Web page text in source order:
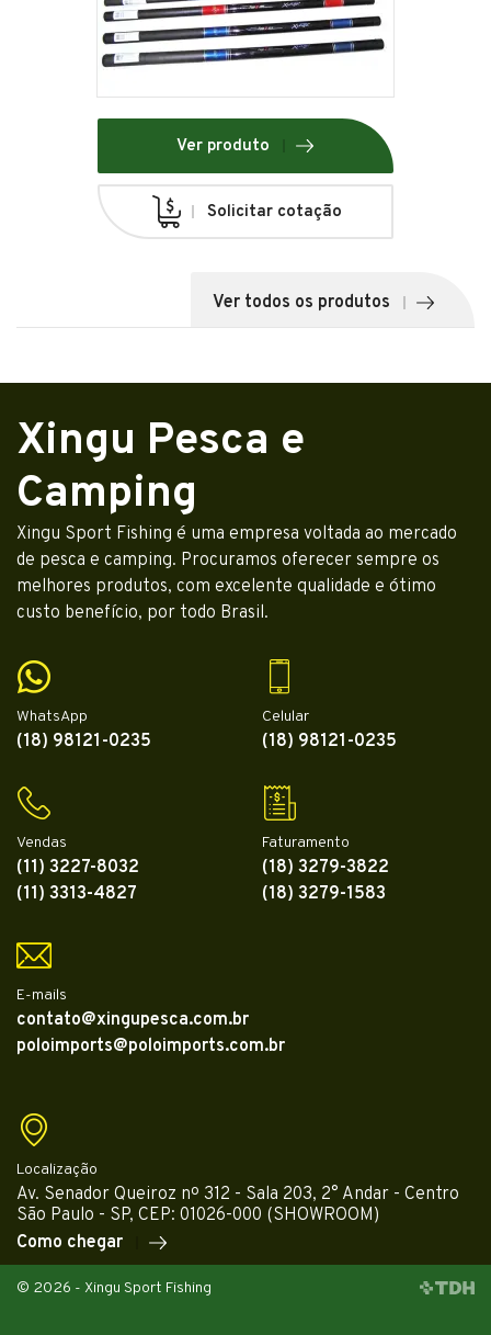
Ver produto
Solicitar cotação
Ver todos os produtos
Xingu Pesca e
Camping
Xingu Sport Fishing é uma empresa voltada ao mercado
de pesca e camping. Procuramos oferecer sempre os
melhores produtos, com excelente qualidade e ótimo
custo benefício, por todo Brasil.
WhatsApp
(18) 98121-0235
Celular
(18) 98121-0235
Vendas
(11) 3227-8032
(11) 3313-4827
Faturamento
(18) 3279-3822
(18) 3279-1583
E-mails
contato@xingupesca.com.br
poloimports@poloimports.com.br
Localização
Av. Senador Queiroz nº 312 - Sala 203, 2° Andar - Centro
São Paulo - SP, CEP: 01026-000 (SHOWROOM)
Como chegar
© 2026 - Xingu Sport Fishing